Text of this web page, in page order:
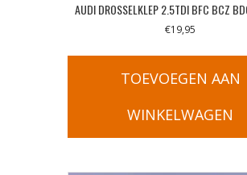
AUDI DROSSELKLEP 2.5TDI BFC BCZ
€19,95
TOEVOEGEN AAN
WINKELWAGEN